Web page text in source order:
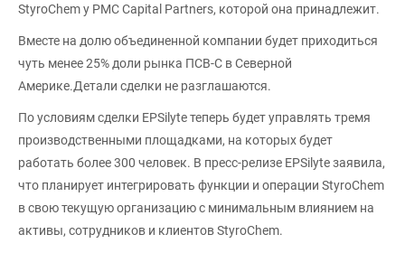
StyroChem у PMC Capital Partners, которой она принадлежит.
Вместе на долю объединенной компании будет приходиться
чуть менее 25% доли рынка ПСВ-С в Северной
Америке.Детали сделки не разглашаются.
По условиям сделки EPSilyte теперь будет управлять тремя
производственными площадками, на которых будет
работать более 300 человек. В пресс-релизе EPSilyte заявила,
что планирует интегрировать функции и операции StyroChem
в свою текущую организацию с минимальным влиянием на
активы, сотрудников и клиентов StyroChem.